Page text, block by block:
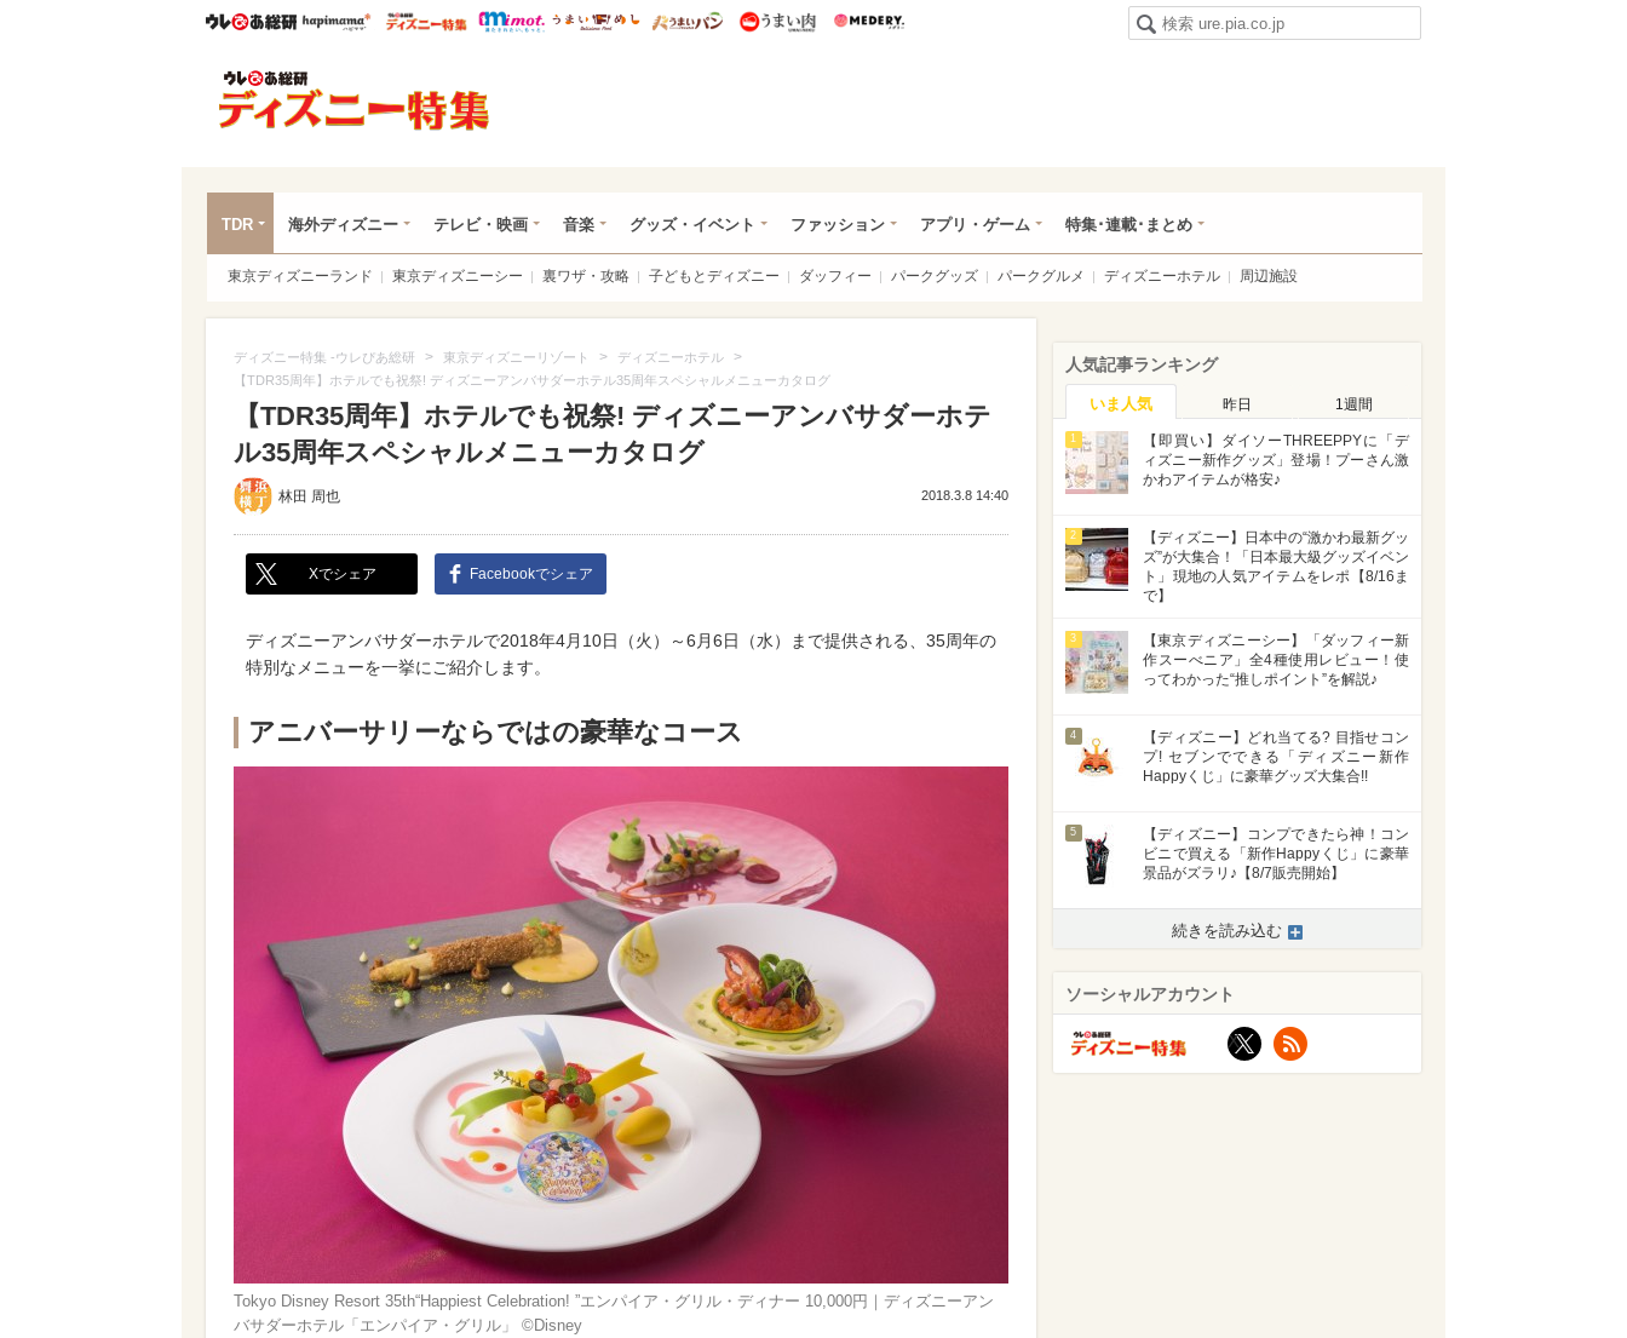
ウレぴあ総研ハピママ* ウレぴあ総研 ディズニー特集
mimot. うまいめし うまいパン うまい肉
TDR 海外ディズニー テレビ・映画 音楽 グッズ・イベント ファッション アプリ・ゲーム 特集･連載･まとめ
東京ディズニーランド 東京ディズニーシー 裏ワザ・攻略 子どもとディズニー ダッフィー パークグッズ パークグルメ ディズニーホテル 周辺施設
ディズニー特集 -ウレぴあ総研 > 東京ディズニーリゾート > ディズニーホテル >
【TDR35周年】ホテルでも祝祭! ディズニーアンバサダーホテル35周年スペシャルメニューカタログ
【TDR35周年】ホテルでも祝祭! ディズニーアンバサダーホテ
ル35周年スペシャルメニューカタログ
林田 周也 2018.3.8 14:40
Xでシェア Facebookでシェア
ディズニーアンバサダーホテルで2018年4月10日（火）～6月6日（水）まで提供される、35周年の
特別なメニューを一挙にご紹介します。
アニバーサリーならではの豪華なコース
Tokyo Disney Resort 35th“Happiest Celebration! ”エンパイア・グリル・ディナー 10,000円｜ディズニーアン
バサダーホテル「エンパイア・グリル」 ©︎Disney
人気記事ランキング
いま人気 昨日 1週間
1
【即買い】ダイソーTHREEPPYに「デ
ィズニー新作グッズ」登場！プーさん激
かわアイテムが格安♪
2
【ディズニー】日本中の“激かわ最新グッ
ズ”が大集合！「日本最大級グッズイベン
ト」現地の人気アイテムをレポ【8/16ま
で】
3
【東京ディズニーシー】「ダッフィー新
作スーべニア」全4種使用レビュー！使
ってわかった“推しポイント”を解説♪
4
【ディズニー】どれ当てる? 目指せコン
プ! セブンでできる「ディズニー新作
Happyくじ」に豪華グッズ大集合!!
5
【ディズニー】コンプできたら神！コン
ビニで買える「新作Happyくじ」に豪華
景品がズラリ♪【8/7販売開始】
続きを読み込む
ソーシャルアカウント
X